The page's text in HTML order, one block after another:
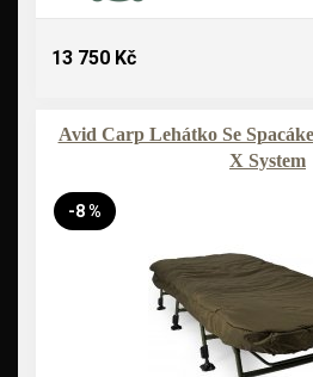
13 750 Kč
Avid Carp Lehátko Se
X System
-8 %